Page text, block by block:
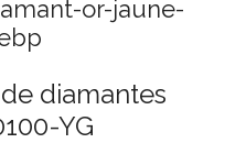
diamantes
YG